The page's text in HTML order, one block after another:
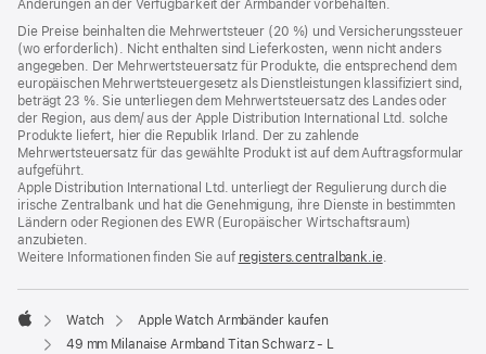
ein
neues
Fenster)
Änderungen an der Verfügbarkeit der Armbänder vorbehalten.
Die Preise beinhalten die Mehrwertsteuer (20 %) und Versicherungssteuer
(wo erforderlich). Nicht enthalten sind Lieferkosten, wenn nicht anders
angegeben. Der Mehrwertsteuersatz für Produkte, die entsprechend dem
europäischen Mehrwertsteuergesetz als Dienstleistungen klassifiziert sind,
beträgt 23 %. Sie unterliegen dem Mehrwertsteuersatz des Landes oder
der Region, aus dem/ aus der Apple Distribution International Ltd. solche
Produkte liefert, hier die Republik Irland. Der zu zahlende
Mehrwertsteuersatz für das gewählte Produkt ist auf dem Auftragsformular
aufgeführt.
Apple Distribution International Ltd. unterliegt der Regulierung durch die
irische Zentralbank und hat die Genehmigung, ihre Dienste in bestimmten
Ländern oder Regionen des EWR (Europäischer Wirtschaftsraum)
anzubieten.
Weitere Informationen finden Sie auf registers.centralbank.ie(Öffnet
neues
.
Apple
Watch
Apple Watch Armbänder kaufen
49 mm Milanaise Armband Titan Schwarz ‑ L